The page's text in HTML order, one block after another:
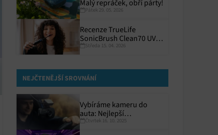
Malý repráček, obří párty!
Pátek 29. 05. 2026
Recenze TrueLife
SonicBrush Clean70 UV:
Precizní a hygienický
Středa 15. 04. 2026
NEJČTENĚJŠÍ SROVNÁNÍ
Vybíráme kameru do
auta: Nejlepší
autokamery roku 2025
Čtvrtek 16. 10. 2025